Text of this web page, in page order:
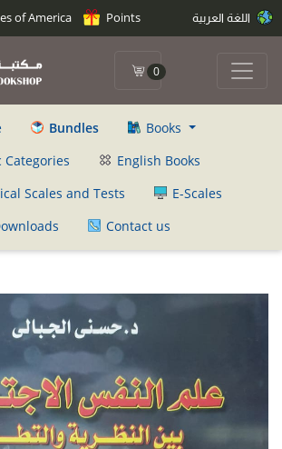
of America
Points
0
Bundles
Books
Categories
English Books
Scales and Tests
E-Scales
Contact us